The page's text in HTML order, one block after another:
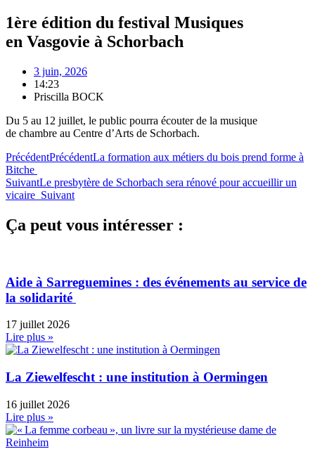
1ère édition du festival Musiques
en Vasgovie à Schorbach
3 juin, 2026
14:23
Priscilla BOCK
Du 5 au 12 juillet, le public pourra écouter de la musique
de chambre au Centre d’Arts de Schorbach.
PrécédentPrécédentLa formation aux métiers du bois prend forme à
Bitche
SuivantLe presbytère de Schorbach sera rénové pour accueillir un
vicaire Suivant
Ça peut vous intéresser :
Aide à Sarreguemines : des événements au service de
la solidarité
17 juillet 2026
Lire plus »
La Ziewelfescht : une institution à Oermingen
16 juillet 2026
Lire plus »